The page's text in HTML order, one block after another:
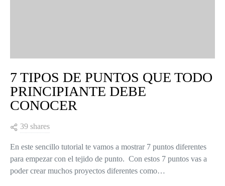
7 TIPOS DE PUNTOS QUE TODO
PRINCIPIANTE DEBE
CONOCER
39 shares
En este sencillo tutorial te vamos a mostrar 7 puntos diferentes
para empezar con el tejido de punto. Con estos 7 puntos vas a
poder crear muchos proyectos diferentes como…